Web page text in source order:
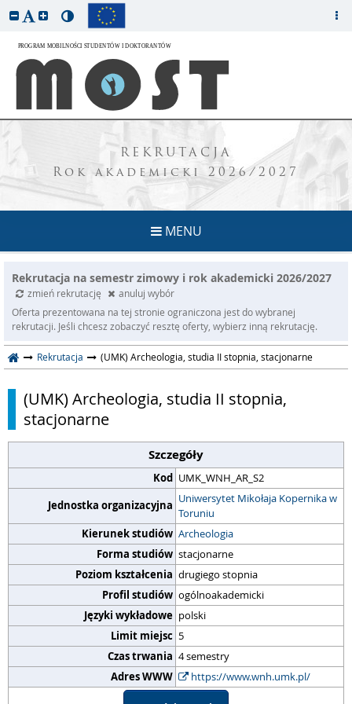
REKRUTACJA
Rok akademicki 2026/2027
MENU
Rekrutacja na semestr zimowy i rok akademicki 2026/2027
zmień rekrutację
anuluj wybór
Oferta prezentowana na tej stronie ograniczona jest do wybranej
rekrutacji. Jeśli chcesz zobaczyć resztę oferty, wybierz inną rekrutację.
Rekrutacja (UMK) Archeologia, studia II stopnia, stacjonarne
(UMK) Archeologia, studia II stopnia,
stacjonarne
Szczegóły
Kod UMK_WNH_AR_S2
Jednostka organizacyjna Uniwersytet Mikołaja Kopernika w
Toruniu
Kierunek studiów Archeologia
Forma studiów stacjonarne
Poziom kształcenia drugiego stopnia
Profil studiów ogólnoakademicki
Języki wykładowe polski
Limit miejsc 5
Czas trwania 4 semestry
Adres WWW
https://www.wnh.umk.pl/